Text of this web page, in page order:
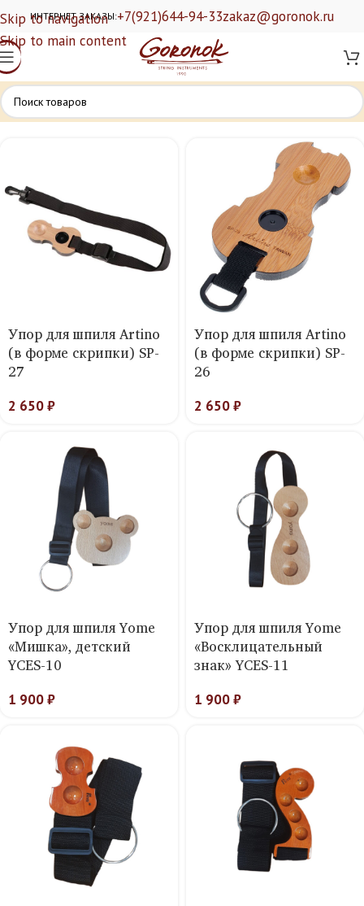
Skip to navigation
Skip to main content
ИНТЕРНЕТ ЗАКАЗЫ:+7(921)644-94-33zakaz@goronok.ru
Упор для шпиля Artino
(в форме скрипки) SP-
27
2 650₽
Упор для шпиля Artino
(в форме скрипки) SP-
26
2 650₽
Упор для шпиля Yome
«Мишка», детский
YCES-10
1 900₽
Упор для шпиля Yome
«Восклицательный
знак» YCES-11
1 900₽